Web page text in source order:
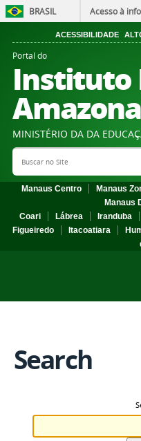
BRASIL Acesso à
ACESSIBILIDADE
Portal do
Instituto
MINISTÉRIO DA DA
Search Site
Manaus Centro Manaus
Manaus
Coari
Lábrea Iranduba
Figueiredo
Itacoatiara
Search